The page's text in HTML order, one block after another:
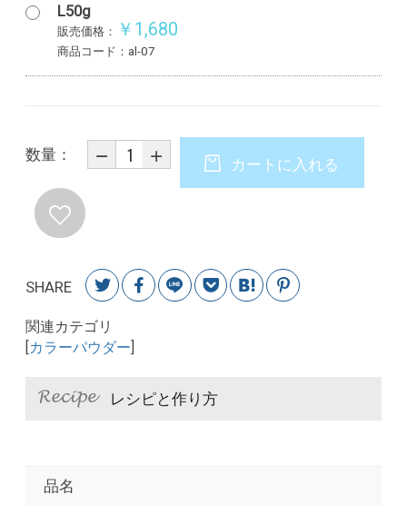
L50g
販売価格： ￥1,680
商品コード：al-07
数量：
カートに入れる
SHARE
関連カテゴリ
カラーパウダー
レシピと作り方
品名